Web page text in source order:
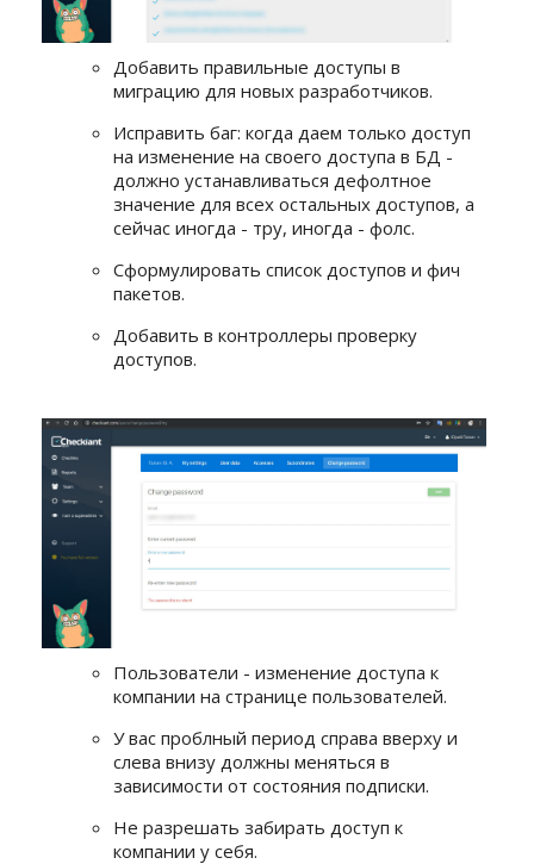
Добавить правильные доступы в
миграцию для новых разработчиков.
Исправить баг: когда даем только доступ
на изменение на своего доступа в БД -
должно устанавливаться дефолтное
значение для всех остальных доступов, а
сейчас иногда - тру, иногда - фолс.
Сформулировать список доступов и фич
пакетов.
Добавить в контроллеры проверку
доступов.
Пользователи - изменение доступа к
компании на странице пользователей.
У вас проблный период справа вверху и
слева внизу должны меняться в
зависимости от состояния подписки.
Не разрешать забирать доступ к
компании у себя.